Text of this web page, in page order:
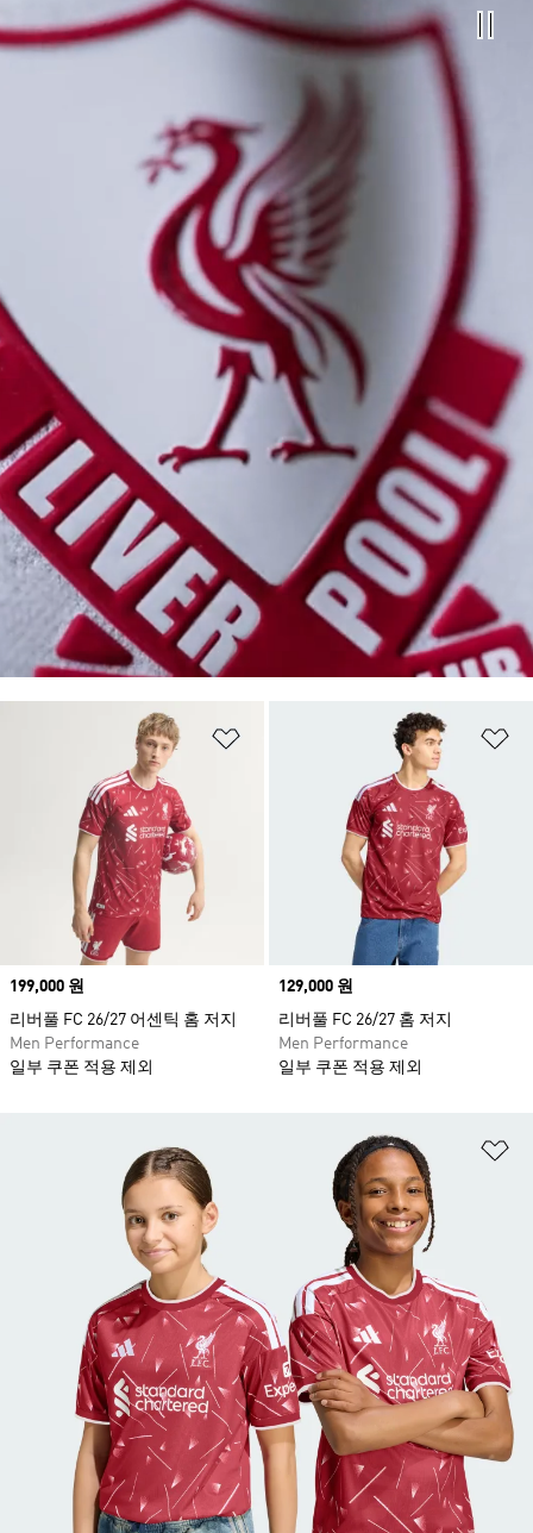
Price
199,000 원
리버풀 FC 26/27 어센틱 홈 저지
Men Performance
일부 쿠폰 적용 제외
Price
129,000 원
리버풀 FC 26/27 홈 저지
Men Performance
일부 쿠폰 적용 제외